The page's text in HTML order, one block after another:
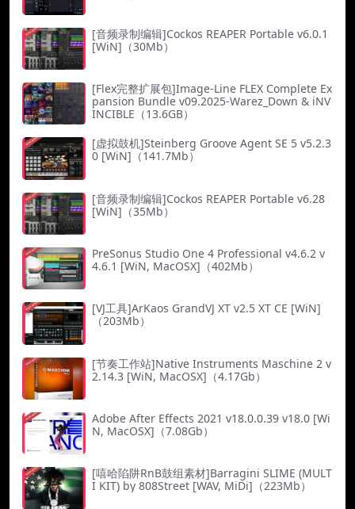
[音频录制编辑]Cockos REAPER Portable v6.0.1
[WiN]（30Mb）
[Flex完整扩展包]Image-Line FLEX Complete Ex
pansion Bundle v09.2025-Warez_Down & iNV
INCIBLE（13.6GB）
[虚拟鼓机]Steinberg Groove Agent SE 5 v5.2.3
0 [WiN]（141.7Mb）
[音频录制编辑]Cockos REAPER Portable v6.28
[WiN]（35Mb）
PreSonus Studio One 4 Professional v4.6.2 v
4.6.1 [WiN, MacOSX]（402Mb）
[VJ工具]ArKaos GrandVJ XT v2.5 XT CE [WiN]
（203Mb）
[节奏工作站]Native Instruments Maschine 2 v
2.14.3 [WiN, MacOSX]（4.17Gb）
Adobe After Effects 2021 v18.0.0.39 v18.0 [Wi
N, MacOSX]（7.08Gb）
[嘻哈陷阱RnB鼓组素材]Barragini SLIME (MULT
I KIT) by 808Street [WAV, MiDi]（223Mb）